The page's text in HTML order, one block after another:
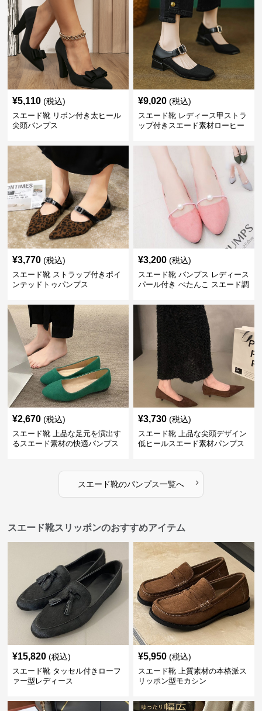
¥5,110 (税込)
スエード靴 リボン付き太ヒール
尖頭パンプス
¥9,020 (税込)
スエード靴 レディース甲ストラ
ップ付きスエード素材ローヒー
¥3,770 (税込)
スエード靴 ストラップ付きポイ
ンテッドトゥパンプス
¥3,200 (税込)
スエード靴 パンプス レディース
パール付き ぺたんこ スエード調
¥2,670 (税込)
スエード靴 上品な足元を演出す
るスエード素材の快適パンプス
¥3,730 (税込)
スエード靴 上品な尖頭デザイン
低ヒールスエード素材パンプス
スエード靴のパンプス一覧へ ›
スエード靴スリッポンのおすすめアイテム
¥15,820 (税込)
スエード靴 タッセル付きローフ
ァー型レディース
¥5,950 (税込)
スエード靴 上質素材の本格派ス
リッポン型モカシン